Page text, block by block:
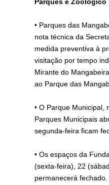
Parques e Zoológico
• Parques das
nota técnica da
medida preventiva à
visitação por tempo
Mirante do
ao Parque das
• O Parque Municipal,
Parques Municipais
segunda-feira ficam
• Os espaços da
(sexta-feira), 22
permanecerá